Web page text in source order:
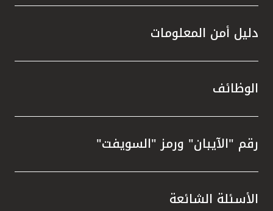
دليل أمن المعلومات
الوظائف
رقم "الآيبان" ورمز "السويفت"
الأسئلة الشائعة